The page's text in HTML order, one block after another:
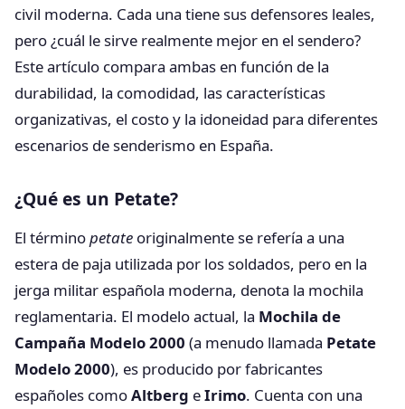
civil moderna. Cada una tiene sus defensores leales,
pero ¿cuál le sirve realmente mejor en el sendero?
Este artículo compara ambas en función de la
durabilidad, la comodidad, las características
organizativas, el costo y la idoneidad para diferentes
escenarios de senderismo en España.
¿Qué es un Petate?
El términopetate originalmente se refería a una
estera de paja utilizada por los soldados, pero en la
jerga militar española moderna, denota la mochila
reglamentaria. El modelo actual, la Mochila de
Campaña Modelo 2000 (a menudo llamada Petate
Modelo 2000), es producido por fabricantes
españoles comoAltberg eIrimo. Cuenta con una